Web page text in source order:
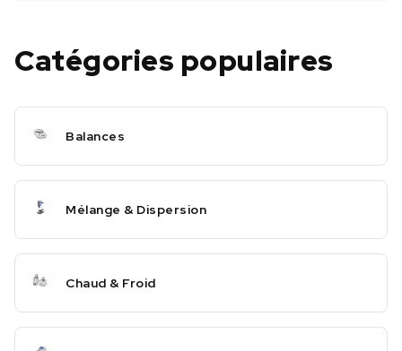
Catégories populaires
Balances
Mélange & Dispersion
Chaud & Froid